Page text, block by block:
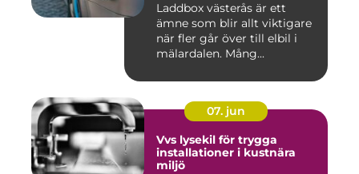
Laddbox västerås är ett
ämne som blir allt viktigare
när fler går över till elbil i
mälardalen. Mång...
07. jun
Vvs lysekil för trygga
installationer i kustnära
miljö